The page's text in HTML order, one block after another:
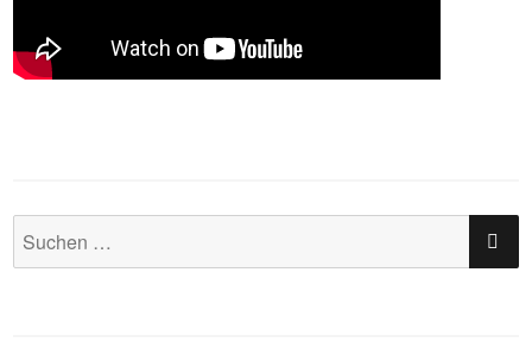
Suchen
nach: